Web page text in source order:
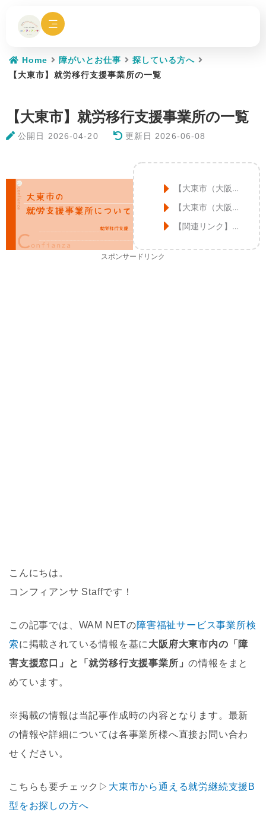
Home 障がいとお仕事
探している方へ
【大東市】就労移行支援事業所の一覧
【大東市】就労移行支援事業所の一覧
公開日 2026-04-20 更新日 2026-06-08
【大東市（大阪）】障害支援の窓口
【大東市（大阪）】就労移行支援事業所
【関連リンク】就労支援に関する記事
スポンサードリンク
こんにちは。
コンフィアンサ Staffです！
この記事では、WAM NETの障害福祉サービス事業所検
索に掲載されている情報を基に 大阪府大東市内の「障
害支援窓口」と「就労移行支援事業所」の情報をまと
めています。
※掲載の情報は当記事作成時の内容となります。最新
の情報や詳細については各事業所様へ直接お問い合わ
せください。
こちらも要チェック▷ 大東市から通える就労継続支援B
型をお探しの方へ